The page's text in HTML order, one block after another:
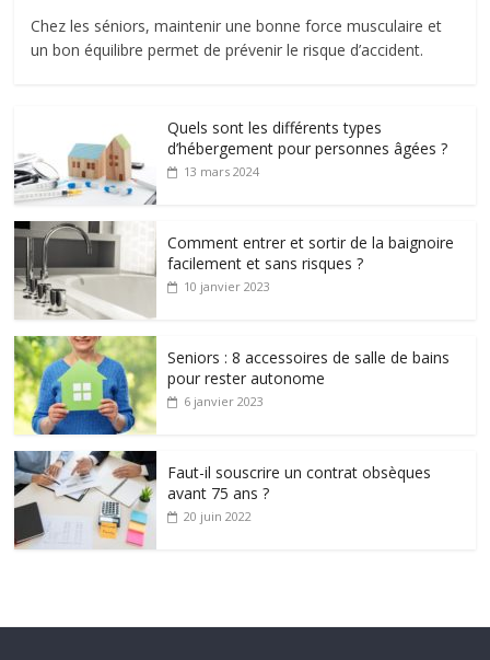
Chez les séniors, maintenir une bonne force musculaire et
un bon équilibre permet de prévenir le risque d’accident.
Quels sont les différents types
d’hébergement pour personnes âgées ?
13 mars 2024
Comment entrer et sortir de la baignoire
facilement et sans risques ?
10 janvier 2023
Seniors : 8 accessoires de salle de bains
pour rester autonome
6 janvier 2023
Faut-il souscrire un contrat obsèques
avant 75 ans ?
20 juin 2022